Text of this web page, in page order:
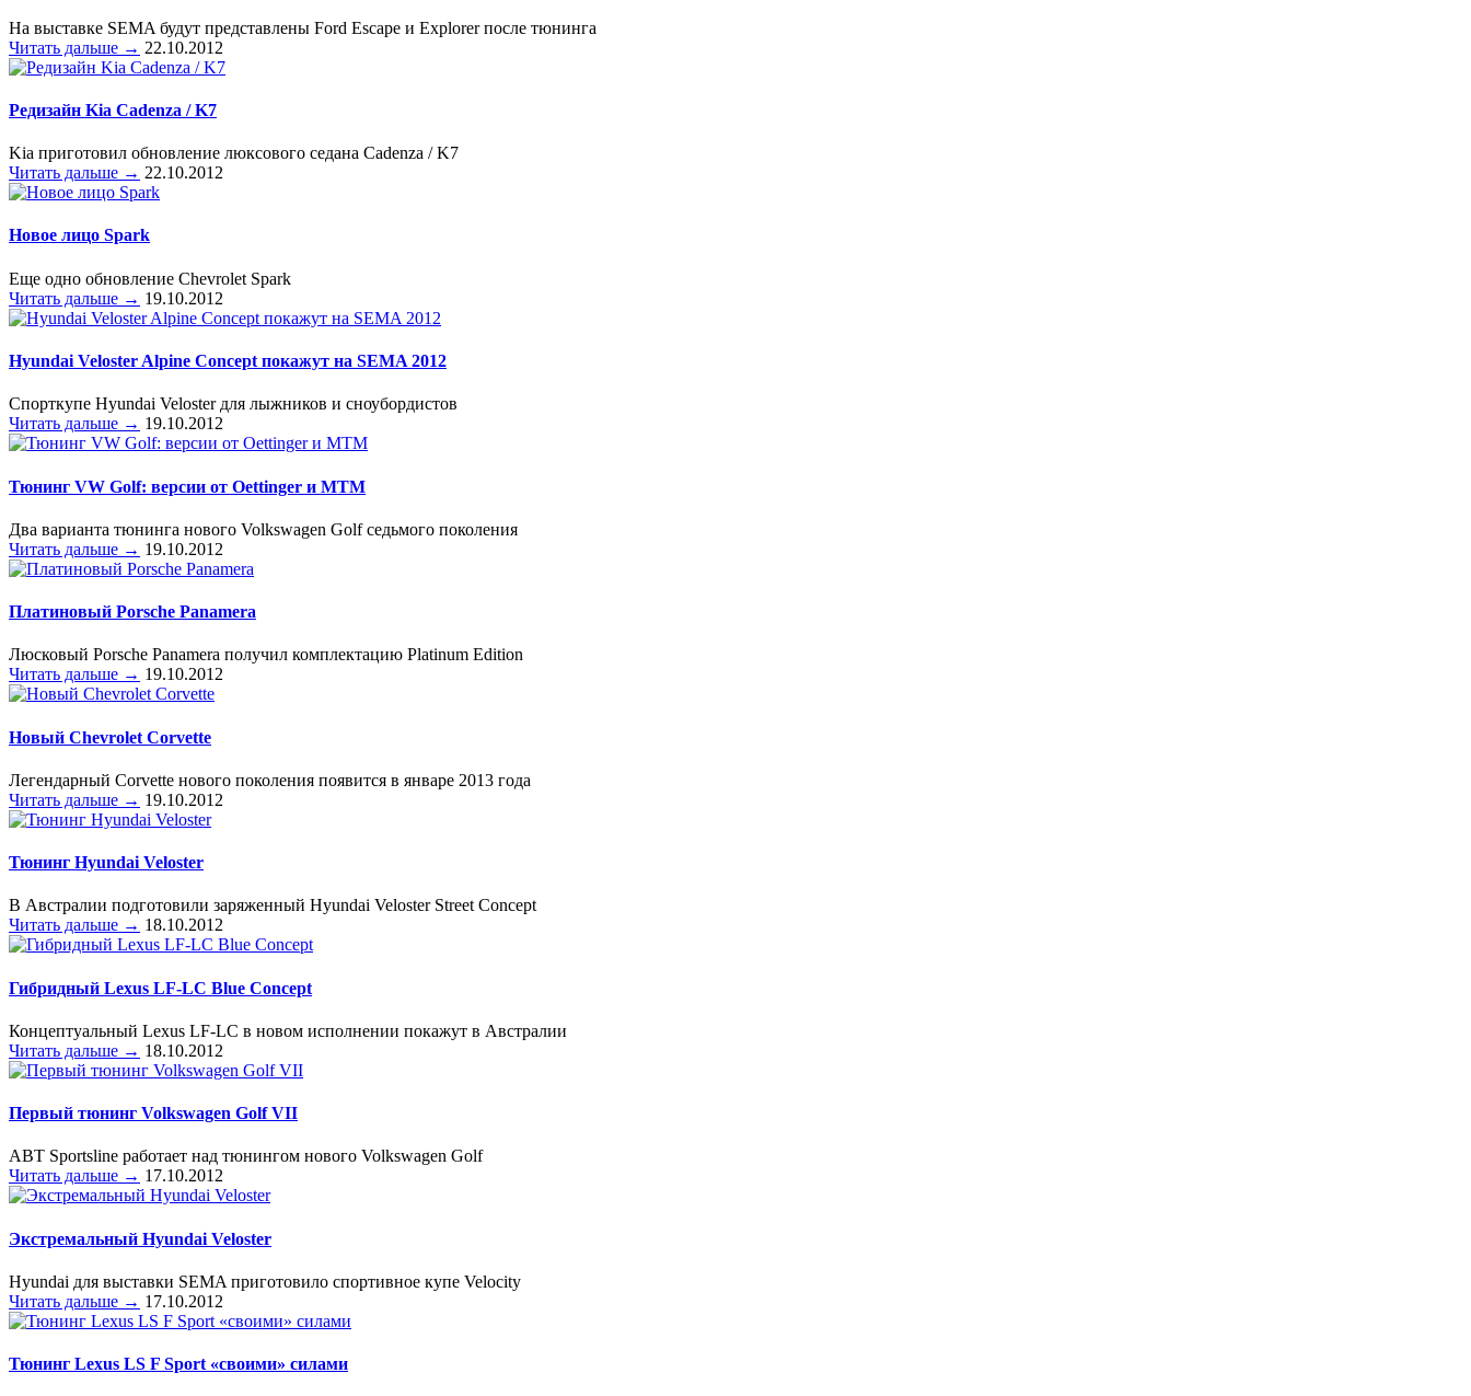
На выставке SEMA будут представлены Ford Escape и Explorer после тюнинга
Читать дальше → 22.10.2012
Редизайн Kia Cadenza / K7
Kia приготовил обновление люксового седана Cadenza / K7
Читать дальше → 22.10.2012
Новое лицо Spark
Еще одно обновление Chevrolet Spark
Читать дальше → 19.10.2012
Hyundai Veloster Alpine Concept покажут на SEMA 2012
Спорткупе Hyundai Veloster для лыжников и сноубордистов
Читать дальше → 19.10.2012
Тюнинг VW Golf: версии от Oettinger и MTM
Два варианта тюнинга нового Volkswagen Golf седьмого поколения
Читать дальше → 19.10.2012
Платиновый Porsche Panamera
Люсковый Porsche Panamera получил комплектацию Platinum Edition
Читать дальше → 19.10.2012
Новый Chevrolet Corvette
Легендарный Corvette нового поколения появится в январе 2013 года
Читать дальше → 19.10.2012
Тюнинг Hyundai Veloster
В Австралии подготовили заряженный Hyundai Veloster Street Concept
Читать дальше → 18.10.2012
Гибридный Lexus LF-LC Blue Concept
Концептуальный Lexus LF-LC в новом исполнении покажут в Австралии
Читать дальше → 18.10.2012
Первый тюнинг Volkswagen Golf VII
ABT Sportsline работает над тюнингом нового Volkswagen Golf
Читать дальше → 17.10.2012
Экстремальный Hyundai Veloster
Hyundai для выставки SEMA приготовило спортивное купе Velocity
Читать дальше → 17.10.2012
Тюнинг Lexus LS F Sport «своими» силами